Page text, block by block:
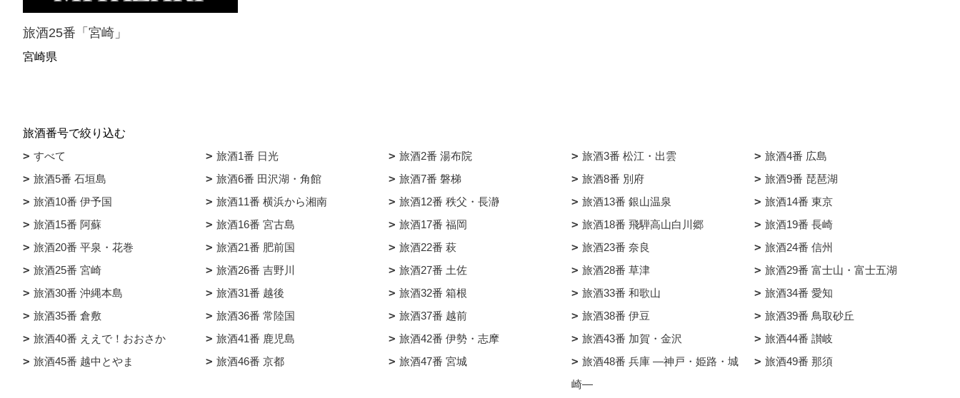
旅酒25番「宮崎」
宮崎県
旅酒番号で絞り込む
すべて
旅酒1番 日光 旅酒2番 湯布院 旅酒3番 松江・出雲
旅酒4番 広島
旅酒5番 石垣島
旅酒6番 田沢湖・角館 旅酒7番 磐梯 旅酒8番 別府
旅酒9番 琵琶湖
旅酒10番 伊予国
旅酒11番 横浜から湘南 旅酒12番 秩父・長瀞 旅酒13番 銀山温泉
旅酒14番 東京
旅酒15番 阿蘇
旅酒16番 宮古島 旅酒17番 福岡 旅酒18番 飛騨高山白川郷
旅酒19番 長崎
旅酒20番 平泉・花巻
旅酒21番 肥前国 旅酒22番 萩 旅酒23番 奈良
旅酒24番 信州
旅酒25番 宮崎
旅酒26番 吉野川 旅酒27番 土佐 旅酒28番 草津
旅酒29番 富士山・富士五湖
旅酒30番 沖縄本島
旅酒31番 越後 旅酒32番 箱根 旅酒33番 和歌山
旅酒34番 愛知
旅酒35番 倉敷
旅酒36番 常陸国 旅酒37番 越前 旅酒38番 伊豆
旅酒39番 鳥取砂丘
旅酒40番 ええで！おおさか
旅酒41番 鹿児島 旅酒42番 伊勢・志摩 旅酒43番 加賀・金沢
旅酒44番 讃岐
旅酒45番 越中とやま
旅酒46番 京都 旅酒47番 宮城
旅酒48番 兵庫 ―神戸・姫路・城
崎―
旅酒49番 那須